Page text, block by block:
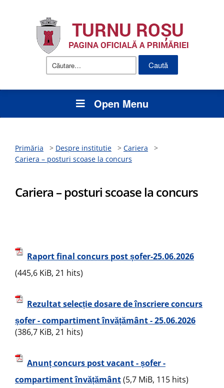
Caută
Open Menu
Primăria > Despre institutie > Cariera
>
Cariera – posturi scoase la concurs
Cariera – posturi scoase la concurs
Raport final concurs post șofer-25.06.2026
(445,6 KiB, 21 hits)
Rezultat selecție dosare de înscriere concurs
șofer - compartiment învățământ - 25.06.2026
(386,7 KiB, 21 hits)
Anunț concurs post vacant - șofer -
compartiment învățământ(5,7 MiB, 115 hits)